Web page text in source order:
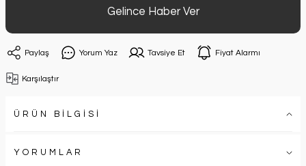
Gelince Haber Ver
Paylaş Yorum Yaz Tavsiye Et Fiyat Alarmı
Karşılaştır
ÜRÜN BİLGİSİ
YORUMLAR